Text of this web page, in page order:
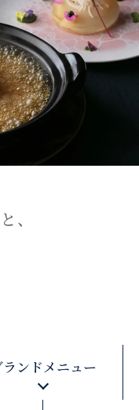
、
ランドメニュー